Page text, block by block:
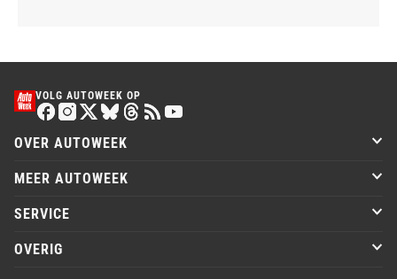
VOLG AUTOWEEK OP
OVER AUTOWEEK
MEER AUTOWEEK
SERVICE
OVERIG